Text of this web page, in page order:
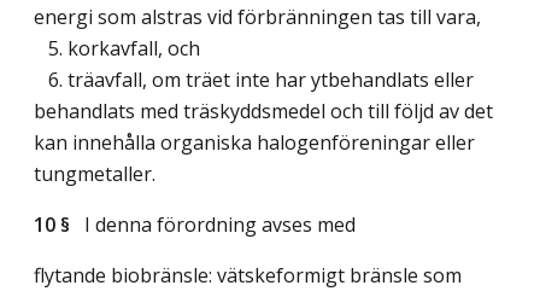
energi som alstras vid förbränningen tas till vara,
5. korkavfall, och
6. träavfall, om träet inte har ytbehandlats eller
behandlats med träskyddsmedel och till följd av det
kan innehålla organiska halogenföreningar eller
tungmetaller.
10 § I denna förordning avses med
flytande biobränsle: vätskeformigt bränsle som